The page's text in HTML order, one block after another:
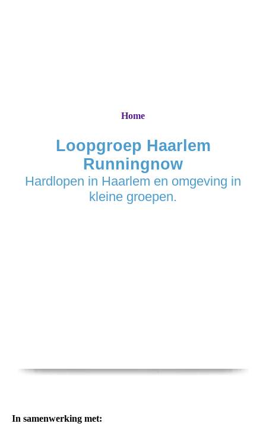
Loopgroep Haarlem
Runningnow
Hardlopen in Haarlem en omgeving in
kleine groepen.
Home
In samenwerking met: